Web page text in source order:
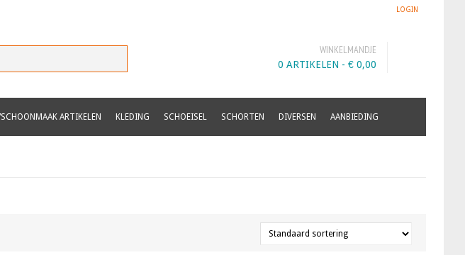
LOGIN
WINKELMANDJE
0 ARTIKELEN - €0,00
ARTIKELEN KLEDING SCHOEISEL SCHORTEN DIVERSEN AANBIEDING